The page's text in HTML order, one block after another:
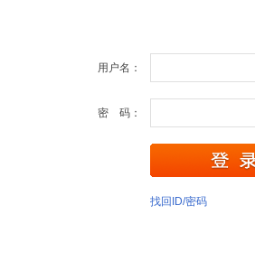
用户名：
密 码：
找回ID/密码